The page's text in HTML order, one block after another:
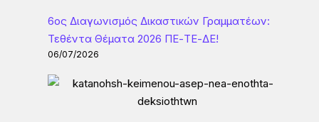
6ος Διαγωνισμός Δικαστικών Γραμματέων:
Τεθέντα Θέματα 2026 ΠΕ-ΤΕ-ΔΕ!
06/07/2026